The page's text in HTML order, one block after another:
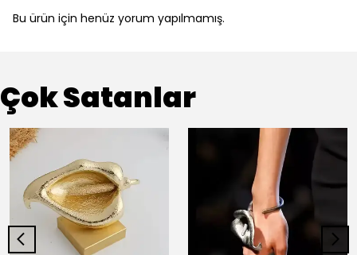
Bu ürün için henüz yorum yapılmamış.
Çok Satanlar